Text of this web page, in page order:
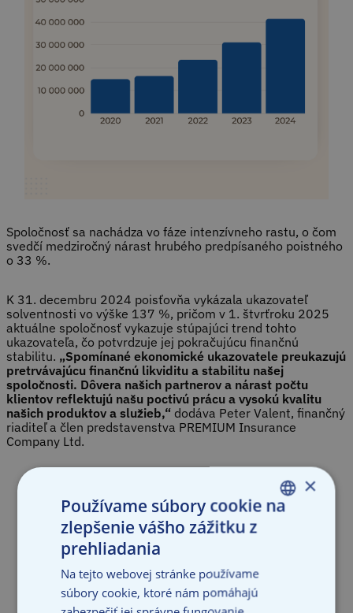
Spoločnosť sa nachádza vo fáze intenzívneho rastu, o čom
svedčí medziročný nárast hrubého predpísaného poistného
o 33 %.
K 31. decembru 2024 poisťovňa vykázala ukazovateľ
solventnosti vo výške 137 %, pričom v 1. štvrťroku 2025
aktuálne spoločnosť vykazuje stúpajúci trend tohto
ukazovateľa, čo potvrdzuje jej pokračujúcu finančnú
stabilitu. „Spomínané ekonomické ukazovatele preukazujú
pretrvávajúcu finančnú likviditu a stabilitu našej
spoločnosti. Dôvera našich partnerov a nárast počtu
klientov reflektujú našu poctivú prácu a vysokú kvalitu
našich produktov a služieb,“ dodáva Peter Valent, finančný
riaditeľ a člen predstavenstva PREMIUM Insurance
Company Ltd.
×
Používame súbory cookie na
zlepšenie vášho zážitku z
prehliadania
Na tejto webovej stránke používame
súbory cookie, ktoré nám pomáhajú